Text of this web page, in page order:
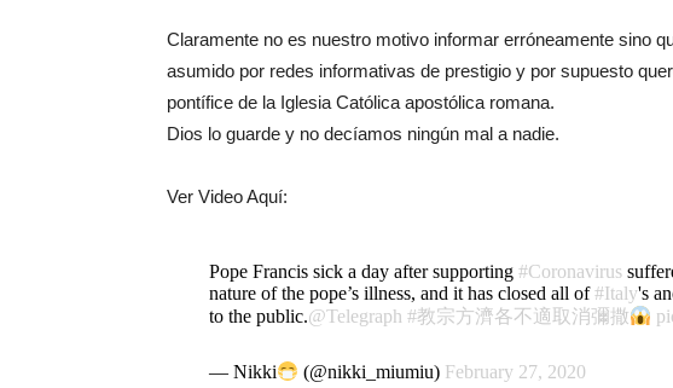
Claramente no es nuestro motivo informar erróneamente sino
asumido por redes informativas de prestigio y por supuesto
pontífice de la Iglesia Católica apostólica romana.
Dios lo guarde y no decíamos ningún mal a nadie.
Ver Video Aquí:
Pope Francis sick a day after supporting #Coronavirus
nature of the pope’s illness, and it has closed all of#Italy's
to the public.@Telegraph #教宗方濟各不適取消彌撒
— Nikki (@nikki_miumiu) February 27, 2020